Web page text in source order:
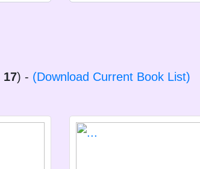
17) - (Download Current Book List)